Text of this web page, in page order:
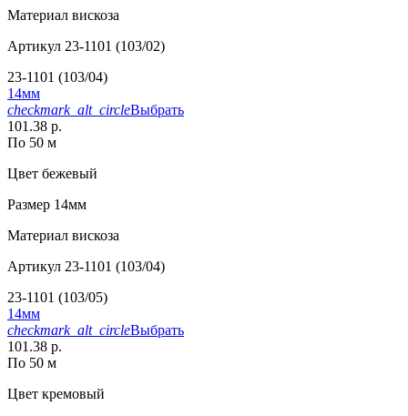
Материал вискоза
Артикул 23-1101 (103/02)
23-1101 (103/04)
14мм
checkmark_alt_circleВыбрать
101.38 р.
По 50 м
Цвет бежевый
Размер 14мм
Материал вискоза
Артикул 23-1101 (103/04)
23-1101 (103/05)
14мм
checkmark_alt_circleВыбрать
101.38 р.
По 50 м
Цвет кремовый